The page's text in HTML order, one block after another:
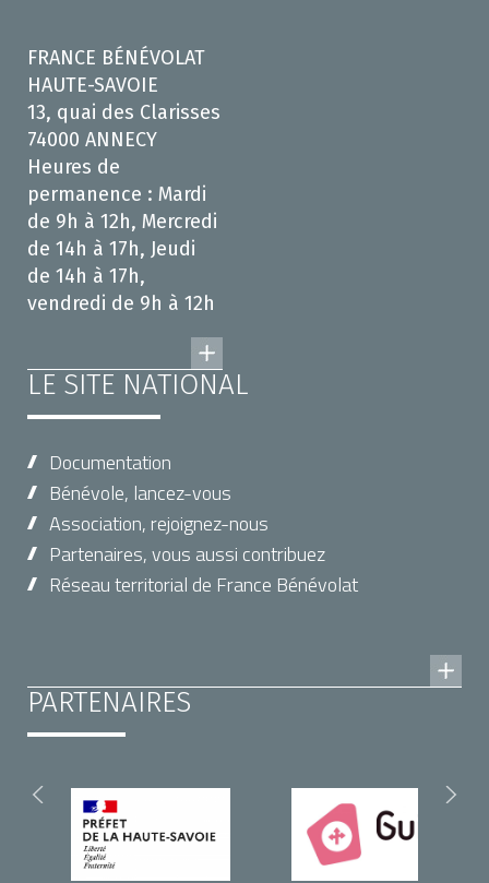
FRANCE BÉNÉVOLAT
HAUTE-SAVOIE
13, quai des Clarisses
74000 ANNECY
Heures de
permanence : Mardi
de 9h à 12h, Mercredi
de 14h à 17h, Jeudi
de 14h à 17h,
vendredi de 9h à 12h
LE SITE NATIONAL
Documentation
Bénévole, lancez-vous
Association, rejoignez-nous
Partenaires, vous aussi contribuez
Réseau territorial de France Bénévolat
PARTENAIRES